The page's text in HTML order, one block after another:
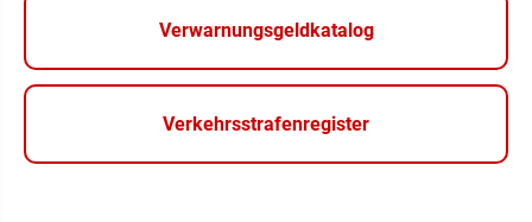
Verwarnungsgeldkatalog
Verkehrsstrafenregister